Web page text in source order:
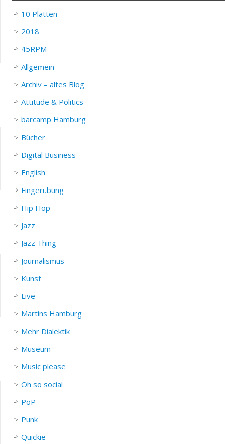
10 Platten
2018
45RPM
Allgemein
Archiv – altes Blog
Attitude & Politics
barcamp Hamburg
Bücher
Digital Business
English
Fingerübung
Hip Hop
Jazz
Jazz Thing
Journalismus
Kunst
Live
Martins Hamburg
Mehr Dialektik
Museum
Music please
Oh so social
PoP
Punk
Quickie